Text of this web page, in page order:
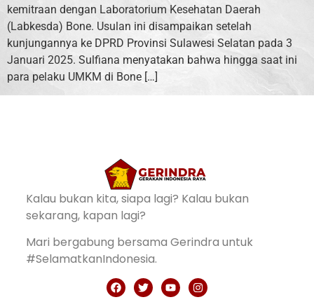
kemitraan dengan Laboratorium Kesehatan Daerah
(Labkesda) Bone. Usulan ini disampaikan setelah
kunjungannya ke DPRD Provinsi Sulawesi Selatan pada 3
Januari 2025. Sulfiana menyatakan bahwa hingga saat ini
para pelaku UMKM di Bone […]
Kalau bukan kita, siapa lagi? Kalau bukan
sekarang, kapan lagi?
Mari bergabung bersama Gerindra untuk
#SelamatkanIndonesia.